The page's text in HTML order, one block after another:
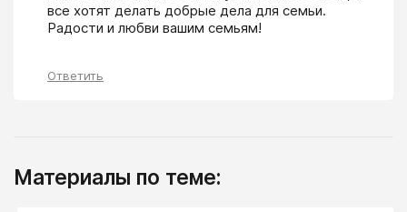
все хотят делать добрые дела для семьи.
Радости и любви вашим семьям!
Ответить
Материалы по теме: